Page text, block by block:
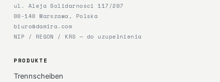
ul. Aleja Solidarności 117/207
00-140 Warszawa, Polska
biuro@damira.com
NIP / REGON / KRS — do uzupełnienia
PRODUKTE
Trennscheiben